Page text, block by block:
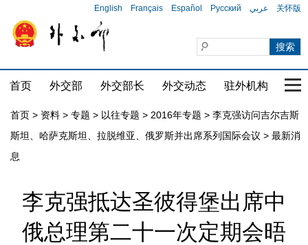
English Français Español Русский عربي 关怀版
首页 外交部 外交部长 外交动态 驻外机构 国
首页 > 资料 > 专题 > 以往专题 > 2016年专题 > 李克强访问吉尔吉斯
斯坦、哈萨克斯坦、拉脱维亚、俄罗斯并出席系列国际会议 > 最新消
息
李克强抵达圣彼得堡出席中
俄总理第二十一次定期会晤